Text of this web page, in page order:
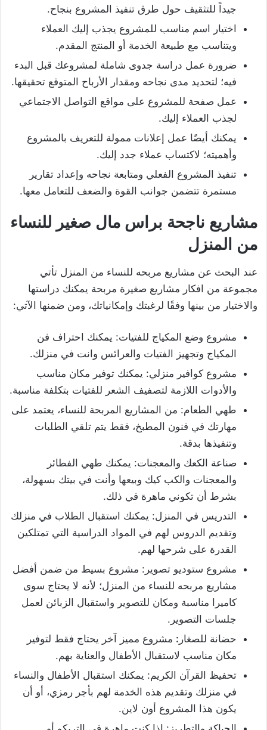
جيداً للتثقيف حول طرق تنفيذ المشروع بنجاح.
اختيار اسم مناسب للمشروع يجذب إليك العملاء
ويتناسب مع طبيعة الخدمة أو المنتج المقدم.
ضرورة عمل دراسة جدوى شاملة لمشروعك قبل البدء
فيه؛ لتحديد مدى نجاحه ومقدار الأرباح المتوقع تحقيقها.
عمل صفحة للمشروع على مواقع التواصل الاجتماعي
لجذب العملاء إليك.
يمكنك أيضًا عمل إعلانات ممولة للتعريف بالمشروع
وأهميته؛ لاكتساب عملاء جدد إليك.
تنفيذ المشروع الفعلي ومتابعة نجاحه وإعداد تقارير
مستمرة تتضمن جوانب القوة والضعف للتعامل معها.
مشاريع ناجحة براس مال صغير للنساء
من المنزل
عند البحث عن مشاريع مربحه للنساء من المنزل تأتي
مجموعة من افكار مشاريع صغيرة مربحة يمكنك دراستها
والاختيار من بينها وفقًا لرغبتك وإمكانياتك، ومن ضمنها الآتي:
مشروع وضع المكياج للفتيات: يمكنك احتراف فن
المكياج وتجهيز الفتيات والعرائس وانت في منزلك.
مشروع كوافير منزلي: يمكنك توفير مكان مناسب
والأدوات اللازمة لتصفيف الشعر للفتيات بتكلفة مناسبة.
طهي الطعام: من المشاريع المربحة للنساء، يعتمد على
مهارتك في فنون المطبخ، فقط يتم تلقي الطلبات
وتنفيذها بدقة.
صناعة الكعك والمعجنات: يمكنك طهي الفطائر
والمعجنات والكب كيك وبيعها وأنت في بيتك بسهولة،
بشرط أن تكوني ماهرة في ذلك.
التدريس في المنزل: يمكنك استقبال الطلاب في منزلك
وتقديم الدروس لهم في المواد الدراسية التي تمتلكين
القدرة على شرحها لهم.
مشروع ستوديو تصوير: مشروع بسيط من ضمن أفضل
مشاريع مربحه للنساء من المنزل؛ لأنه لا يحتاج سوى
كاميرا مناسبة ومكان للتصوير واستقبال الزبائن لعمل
جلسات التصوير.
حضانة للصغار : مشروع مميز آخر يحتاج فقط لتوفير
مكان مناسب لاستقبال الأطفال والعناية بهم.
تحفيظ القرآن الكريم: يمكنك استقبال الأطفال والنساء
في منزلك وتقديم هذه الخدمة لهم بأجر رمزي، أو أن
يكون هذا المشروع أون لاين.